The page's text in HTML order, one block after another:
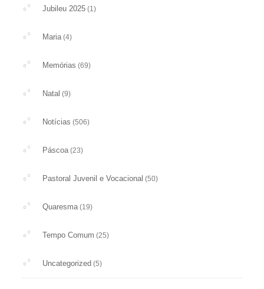
Jubileu 2025 (1)
Maria(4)
Memórias (69)
Natal (9)
Notícias (506)
Páscoa(23)
Pastoral Juvenil e Vocacional (50)
Quaresma(19)
Tempo Comum (25)
Uncategorized (5)